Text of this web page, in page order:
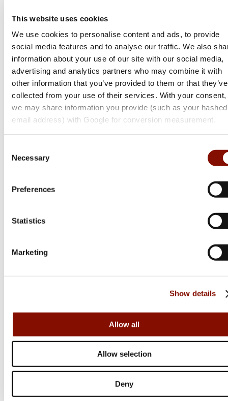
This website uses cookies
We use cookies to personalise content and ads, to provide
social media features and to analyse our traffic. We also
information about your use of our site with our social media,
advertising and analytics partners who may combine it with
other information that you’ve provided to them or that they’ve
collected from your use of their services. With your consent,
we may share information you provide (such as your hashed
email address) with Google for conversion measurement.
Selection
Necessary
Preferences
Statistics
Marketing
Show details
Allow all
Allow selection
Deny
Flera varianter
Online: I lager
Sufix
Flera varianter
Sufix
Xl Strong
Flera varianter
Från 199 kr